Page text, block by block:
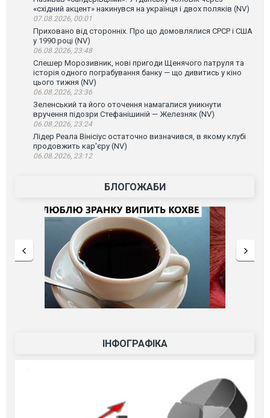
«східний акцент» накинувся на українця і двох поляків (NV)
07.08.2026, 00:01
Приховано від сторонніх. Про що домовлялися СРСР і США
у 1990 році (NV)
06.08.2026, 23:48
Слешер Морозивник, нові пригоди Щенячого патруля та
історія одного пограбування банку — що дивитись у кіно
цього тижня (NV)
06.08.2026, 23:36
Зеленський та його оточення намагалися уникнути
вручення підозри Стефанішиній — Железняк (NV)
06.08.2026, 23:24
Лідер Реала Вінісіус остаточно визначився, в якому клубі
продовжить кар'єру (NV)
06.08.2026, 23:12
БЛОГОЖАБИ
ІНФОГРАФІКА